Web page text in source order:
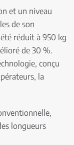
et un niveau
de son
réduit à 950 kg
de 30 %.
conçu
la
longueurs